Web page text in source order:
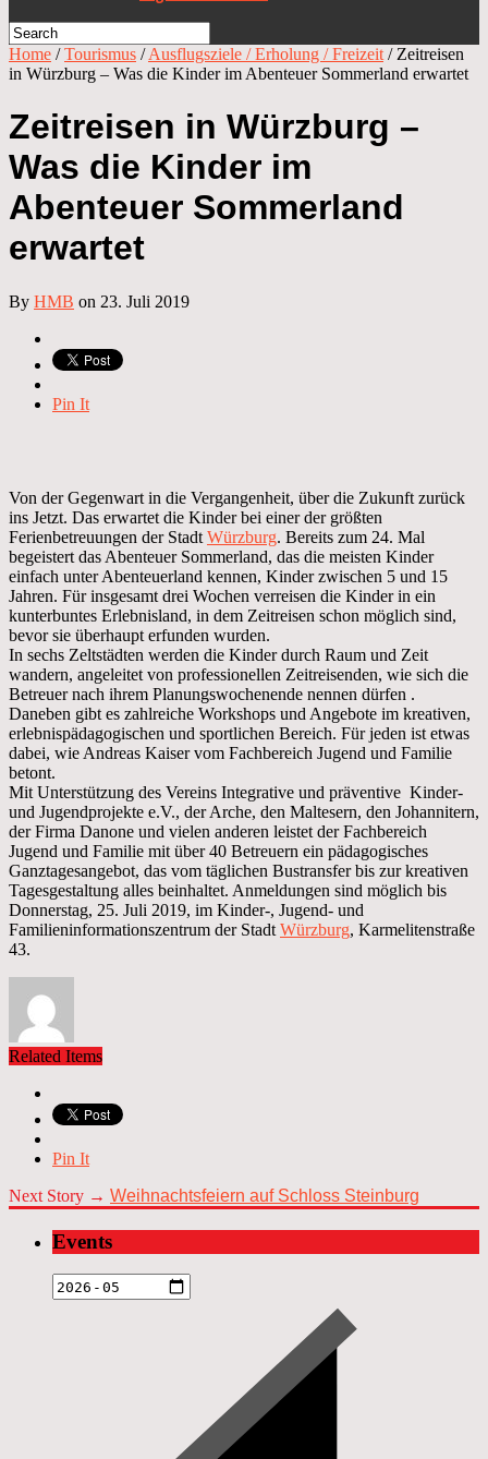
Home /Tourismus /Ausflugsziele / Erholung / Freizeit / Zeitreisen
in Würzburg – Was die Kinder im Abenteuer Sommerland erwartet
Zeitreisen in Würzburg –
Was die Kinder im
Abenteuer Sommerland
erwartet
By HMB on 23. Juli 2019
Pin It
Von der Gegenwart in die Vergangenheit, über die Zukunft zurück
ins Jetzt. Das erwartet die Kinder bei einer der größten
Ferienbetreuungen der Stadt Würzburg. Bereits zum 24. Mal
begeistert das Abenteuer Sommerland, das die meisten Kinder
einfach unter Abenteuerland kennen, Kinder zwischen 5 und 15
Jahren. Für insgesamt drei Wochen verreisen die Kinder in ein
kunterbuntes Erlebnisland, in dem Zeitreisen schon möglich sind,
bevor sie überhaupt erfunden wurden.
In sechs Zeltstädten werden die Kinder durch Raum und Zeit
wandern, angeleitet von professionellen Zeitreisenden, wie sich die
Betreuer nach ihrem Planungswochenende nennen dürfen .
Daneben gibt es zahlreiche Workshops und Angebote im kreativen,
erlebnispädagogischen und sportlichen Bereich. Für jeden ist etwas
dabei, wie Andreas Kaiser vom Fachbereich Jugend und Familie
betont.
Mit Unterstützung des Vereins Integrative und präventive Kinder-
und Jugendprojekte e.V., der Arche, den Maltesern, den Johannitern,
der Firma Danone und vielen anderen leistet der Fachbereich
Jugend und Familie mit über 40 Betreuern ein pädagogisches
Ganztagesangebot, das vom täglichen Bustransfer bis zur kreativen
Tagesgestaltung alles beinhaltet. Anmeldungen sind möglich bis
Donnerstag, 25. Juli 2019, im Kinder-, Jugend- und
Familieninformationszentrum der Stadt Würzburg, Karmelitenstraße
43.
Related Items
Pin It
Next Story → Weihnachtsfeiern auf Schloss Steinburg
Events